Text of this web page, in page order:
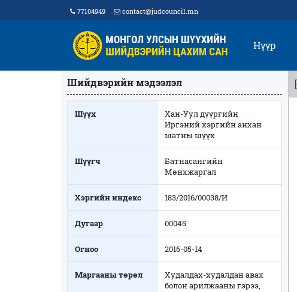
77104949 contact@judcouncil.mn
Нүүр
Шийдвэрийн мэдээлэл
Шүүх
Хан-Уул дүүргийн
Иргэний хэргийн анхан
шатны шүүх
Шүүгч
Батнасангийн
Мөнхжаргал
Хэргийн индекс 183/2016/00038/И
Дугаар 00045
Огноо 2016-05-14
Маргааны төрөл
Худалдах-худалдан авах
болон арилжааны гэрээ,